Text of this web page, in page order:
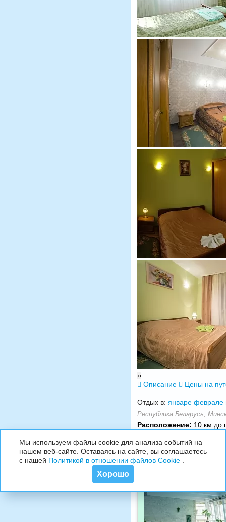
‹›
Описание Цены на
Отдых в: январе феврале
Республика Беларусь,
Расположение: 10 км до
Мы используем файлы cookie для анализа событий на
нашем веб-сайте. Оставаясь на сайте, вы соглашаетесь
с нашей Политикой в отношении файлов Cookie.
Хорошо